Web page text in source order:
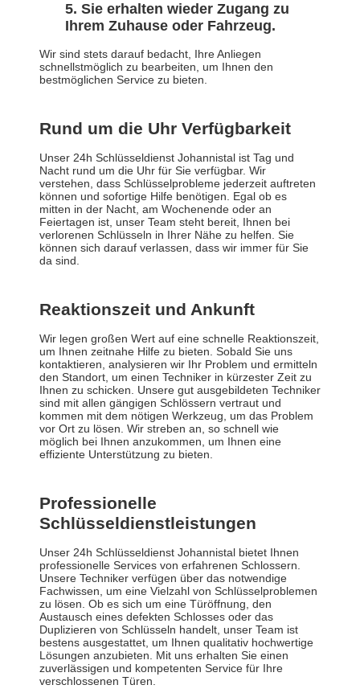
Sie erhalten wieder Zugang zu
Ihrem Zuhause oder Fahrzeug.
Wir sind stets darauf bedacht, Ihre Anliegen
schnellstmöglich zu bearbeiten, um Ihnen den
bestmöglichen Service zu bieten.
Rund um die Uhr Verfügbarkeit
Unser 24h Schlüsseldienst Johannistal ist Tag und
Nacht rund um die Uhr für Sie verfügbar. Wir
verstehen, dass Schlüsselprobleme jederzeit auftreten
können und sofortige Hilfe benötigen. Egal ob es
mitten in der Nacht, am Wochenende oder an
Feiertagen ist, unser Team steht bereit, Ihnen bei
verlorenen Schlüsseln in Ihrer Nähe zu helfen. Sie
können sich darauf verlassen, dass wir immer für Sie
da sind.
Reaktionszeit und Ankunft
Wir legen großen Wert auf eine schnelle Reaktionszeit,
um Ihnen zeitnahe Hilfe zu bieten. Sobald Sie uns
kontaktieren, analysieren wir Ihr Problem und ermitteln
den Standort, um einen Techniker in kürzester Zeit zu
Ihnen zu schicken. Unsere gut ausgebildeten Techniker
sind mit allen gängigen Schlössern vertraut und
kommen mit dem nötigen Werkzeug, um das Problem
vor Ort zu lösen. Wir streben an, so schnell wie
möglich bei Ihnen anzukommen, um Ihnen eine
effiziente Unterstützung zu bieten.
Professionelle
Schlüsseldienstleistungen
Unser 24h Schlüsseldienst Johannistal bietet Ihnen
professionelle Services von erfahrenen Schlossern.
Unsere Techniker verfügen über das notwendige
Fachwissen, um eine Vielzahl von Schlüsselproblemen
zu lösen. Ob es sich um eine Türöffnung, den
Austausch eines defekten Schlosses oder das
Duplizieren von Schlüsseln handelt, unser Team ist
bestens ausgestattet, um Ihnen qualitativ hochwertige
Lösungen anzubieten. Mit uns erhalten Sie einen
zuverlässigen und kompetenten Service für Ihre
verschlossenen Türen.